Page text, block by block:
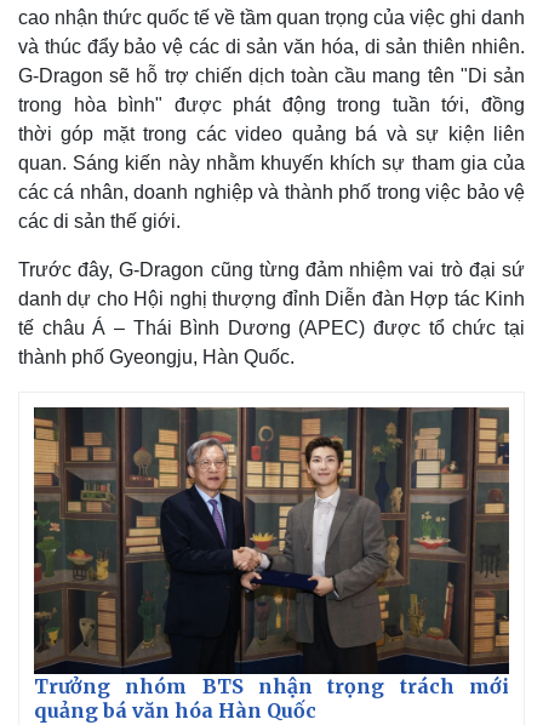
Thế giới
Quan sát
Cuộc sống đó đây
Hồ sơ
Multimedia
Video
Ảnh
cao nhận thức quốc tế về tầm quan trọng của việc ghi danh
và thúc đẩy bảo vệ các di sản văn hóa, di sản thiên nhiên.
G-Dragon sẽ hỗ trợ chiến dịch toàn cầu mang tên "Di sản
trong hòa bình" được phát động trong tuần tới, đồng
thời góp mặt trong các video quảng bá và sự kiện liên
quan. Sáng kiến ​​này nhằm khuyến khích sự tham gia của
các cá nhân, doanh nghiệp và thành phố trong việc bảo vệ
các di sản thế giới.
Trước đây, G-Dragon cũng từng đảm nhiệm vai trò đại sứ
danh dự cho Hội nghị thượng đỉnh Diễn đàn Hợp tác Kinh
tế châu Á – Thái Bình Dương (APEC) được tổ chức tại
thành phố Gyeongju, Hàn Quốc.
Trưởng nhóm BTS nhận trọng trách mới
quảng bá văn hóa Hàn Quốc